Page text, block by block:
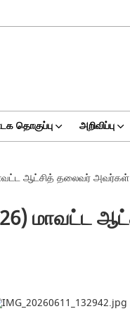
தொகுப்பு அறிவிப்பு
ஆட்சித் தலைவர்